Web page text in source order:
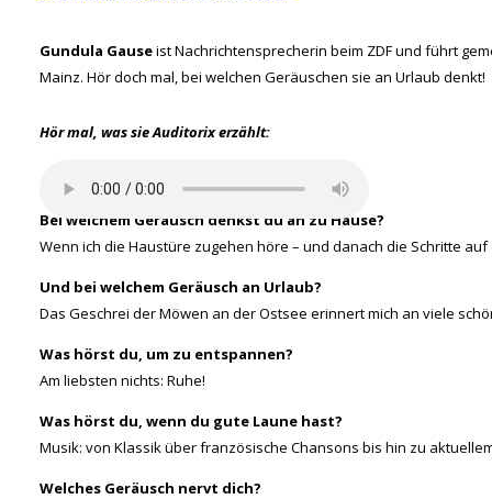
Gundula Gauseist Nachrichtensprecherin beim ZDF und führt
Mainz. Hör doch mal, bei welchen Geräuschen sie an Urlaub denkt!
Hör mal, was sie Auditorix erzählt:
Bei welchem Geräusch denkst du an zu Hause?
Wenn ich die Haustüre zugehen höre – und danach die Schritte
Und bei welchem Geräusch an Urlaub?
Das Geschrei der Möwen an der Ostsee erinnert mich an viele
Was hörst du, um zu entspannen?
Am liebsten nichts: Ruhe!
Was hörst du, wenn du gute Laune hast?
Musik: von Klassik über französische Chansons bis hin zu
Welches Geräusch nervt dich?